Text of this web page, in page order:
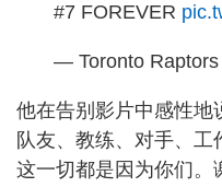
#7 FOREVER
— Toronto Raptors
他在告别影片中感性地
队友、教练、对手、工
这一切都是因为你们。